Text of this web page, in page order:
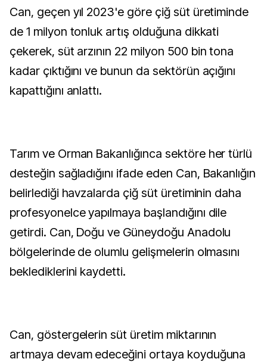
Can, geçen yıl 2023'e göre çiğ süt üretiminde
de 1 milyon tonluk artış olduğuna dikkati
çekerek, süt arzının 22 milyon 500 bin tona
kadar çıktığını ve bunun da sektörün açığını
kapattığını anlattı.
Tarım ve Orman Bakanlığınca sektöre her türlü
desteğin sağladığını ifade eden Can, Bakanlığın
belirlediği havzalarda çiğ süt üretiminin daha
profesyonelce yapılmaya başlandığını dile
getirdi. Can, Doğu ve Güneydoğu Anadolu
bölgelerinde de olumlu gelişmelerin olmasını
beklediklerini kaydetti.
Can, göstergelerin süt üretim miktarının
artmaya devam edeceğini ortaya koyduğuna